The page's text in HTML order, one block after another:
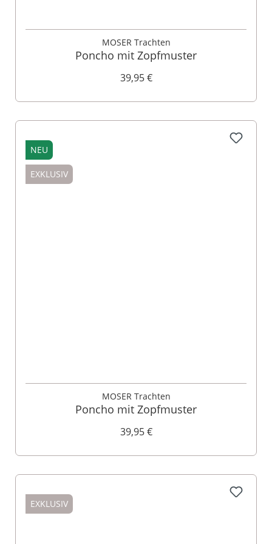
MOSER Trachten
Poncho mit Zopfmuster
39,95 €
NEU
EXKLUSIV
MOSER Trachten
Poncho mit Zopfmuster
39,95 €
EXKLUSIV